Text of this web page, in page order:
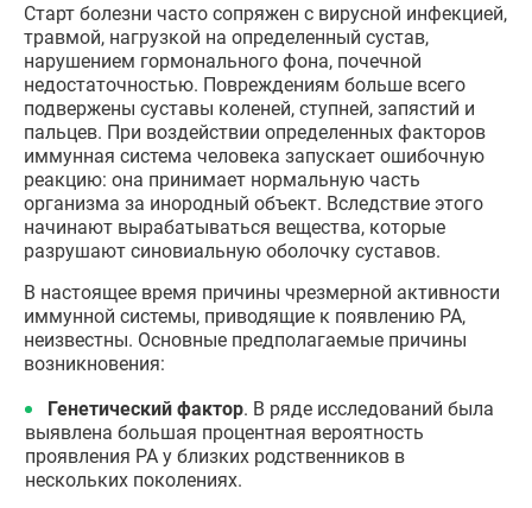
Старт болезни часто сопряжен с вирусной инфекцией,
травмой, нагрузкой на определенный сустав,
нарушением гормонального фона, почечной
недостаточностью. Повреждениям больше всего
подвержены суставы коленей, ступней, запястий и
пальцев. При воздействии определенных факторов
иммунная система человека запускает ошибочную
реакцию: она принимает нормальную часть
организма за инородный объект. Вследствие этого
начинают вырабатываться вещества, которые
разрушают синовиальную оболочку суставов.
В настоящее время причины чрезмерной активности
иммунной системы, приводящие к появлению РА,
неизвестны. Основные предполагаемые причины
возникновения:
Генетический фактор. В ряде исследований была
выявлена большая процентная вероятность
проявления РА у близких родственников в
нескольких поколениях.